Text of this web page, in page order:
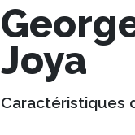
Joya
Caractéristiques